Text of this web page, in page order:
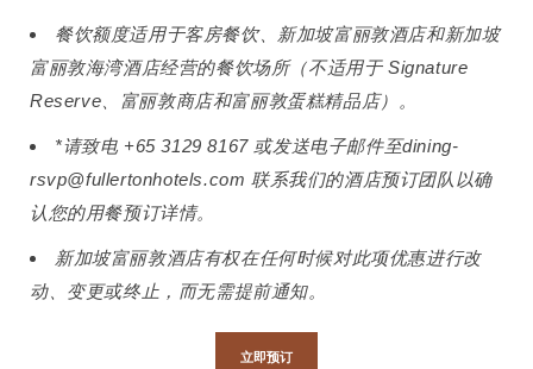
餐饮额度适用于客房餐饮、新加坡富丽敦酒店和新加坡
富丽敦海湾酒店经营的餐饮场所（不适用于 Signature
Reserve、富丽敦商店和富丽敦蛋糕精品店）。
*请致电 +65 3129 8167 或发送电子邮件至dining-
rsvp@fullertonhotels.com 联系我们的酒店预订团队以确
认您的用餐预订详情。
新加坡富丽敦酒店有权在任何时候对此项优惠进行改
动、变更或终止，而无需提前通知。
立即预订